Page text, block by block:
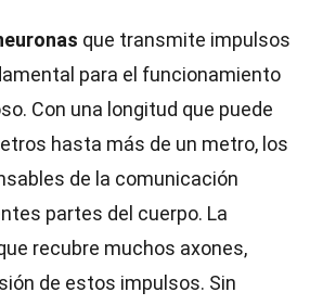
que transmite impulsos
para el funcionamiento
Con una longitud que puede
hasta más de un metro, los
de la comunicación
partes del cuerpo. La
recubre muchos axones,
de estos impulsos. Sin